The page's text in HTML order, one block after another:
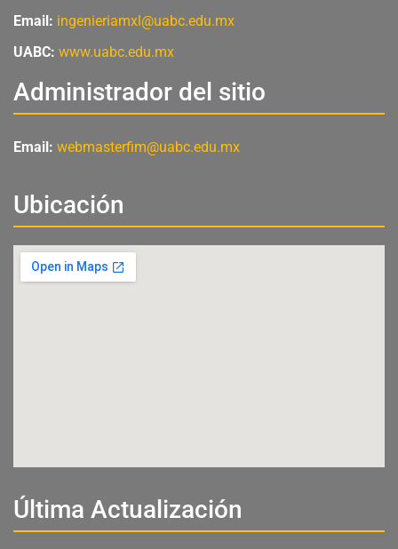
Email: ingenieriamxl@uabc.edu.mx
UABC: www.uabc.edu.mx
Administrador del sitio
Email: webmasterfim@uabc.edu.mx
Ubicación
Última Actualización